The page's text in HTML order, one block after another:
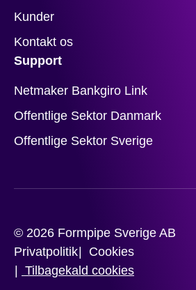
Kunder
Kontakt os
Support
Netmaker Bankgiro Link
Offentlige Sektor Danmark
Offentlige Sektor Sverige
© 2026 Formpipe Sverige AB
Privatpolitik
Cookies
Tilbagekald cookies